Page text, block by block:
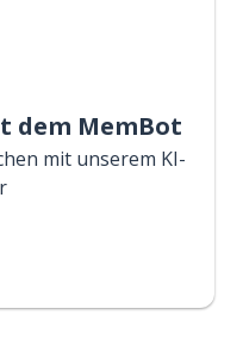
dem MemBot
mit unserem KI-